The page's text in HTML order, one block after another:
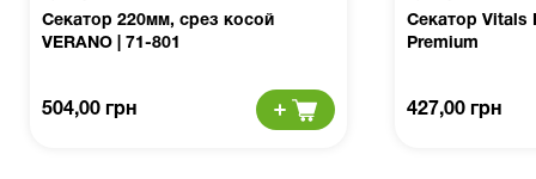
Секатор 220мм, срез косой
VERANO | 71-801
504,00 грн
Секатор Vitals
Premium
427,00 грн